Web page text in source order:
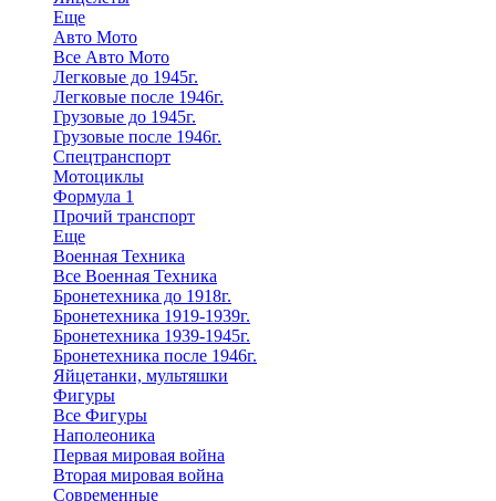
Еще
Авто Мото
Все Авто Мото
Легковые до 1945г.
Легковые после 1946г.
Грузовые до 1945г.
Грузовые после 1946г.
Спецтранспорт
Мотоциклы
Формула 1
Прочий транспорт
Еще
Военная Техника
Все Военная Техника
Бронетехника до 1918г.
Бронетехника 1919-1939г.
Бронетехника 1939-1945г.
Бронетехника после 1946г.
Яйцетанки, мультяшки
Фигуры
Все Фигуры
Наполеоника
Первая мировая война
Вторая мировая война
Современные